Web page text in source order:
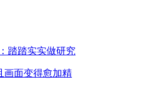
踏踏实实做研究
画面变得愈加精